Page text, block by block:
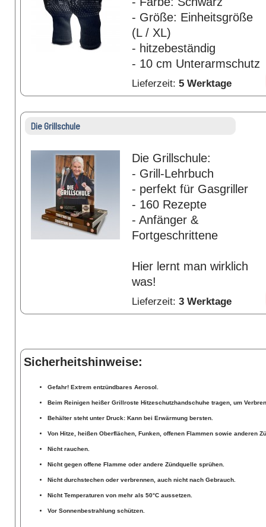
- Größe: Einheitsgröße
(L / XL)
- hitzebeständig
- 10 cm Unterarmschutz
Lieferzeit: 5 Werktage
Die Grillschule
Die Grillschule:
- Grill-Lehrbuch
- perfekt für Gasgriller
- 160 Rezepte
- Anfänger &
Fortgeschrittene
Hier lernt man wirklich
was!
Lieferzeit: 3 Werktage
Sicherheitshinweise:
Gefahr! Extrem entzündbares Aerosol.
Beim Reinigen heißer Grillroste Hitzeschutzhandschuhe tragen, um
Behälter steht unter Druck: Kann bei Erwärmung bersten.
Von Hitze, heißen Oberflächen, Funken, offenen Flammen sowie anderen
Nicht rauchen.
Nicht gegen offene Flamme oder andere Zündquelle sprühen.
Nicht durchstechen oder verbrennen, auch nicht nach Gebrauch.
Nicht Temperaturen von mehr als 50°C aussetzen.
Vor Sonnenbestrahlung schützen.